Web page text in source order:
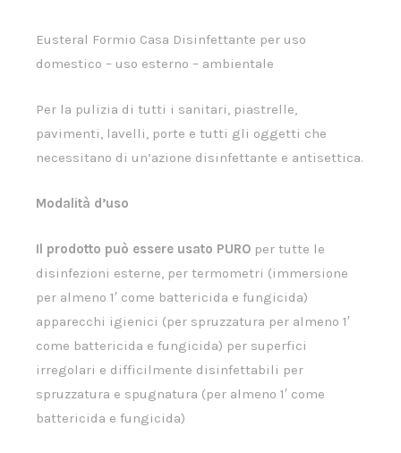
Eusteral Formio Casa Disinfettante per uso
domestico – uso esterno – ambientale
Per la pulizia di tutti i sanitari, piastrelle,
pavimenti, lavelli, porte e tutti gli oggetti che
necessitano di un’azione disinfettante e antisettica.
Modalità d’uso
Il prodotto può essere usato PURO per tutte le
disinfezioni esterne, per termometri (immersione
per almeno 1′ come battericida e fungicida)
apparecchi igienici (per spruzzatura per almeno 1′
come battericida e fungicida) per superfici
irregolari e difficilmente disinfettabili per
spruzzatura e spugnatura (per almeno 1′ come
battericida e fungicida)